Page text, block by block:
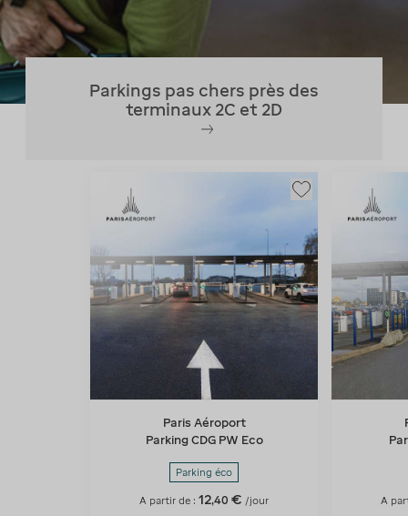
Parkings pas chers près des
terminaux 2C et 2D
Paris Aéroport
Parking CDG PW Eco
Parking éco
A partir de :12,40 € /jour A